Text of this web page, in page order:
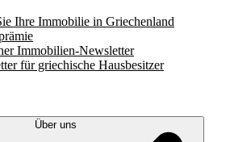
Ihre Immobilie in Griechenland
Immobilien-Newsletter
für griechische Hausbesitzer
Über uns